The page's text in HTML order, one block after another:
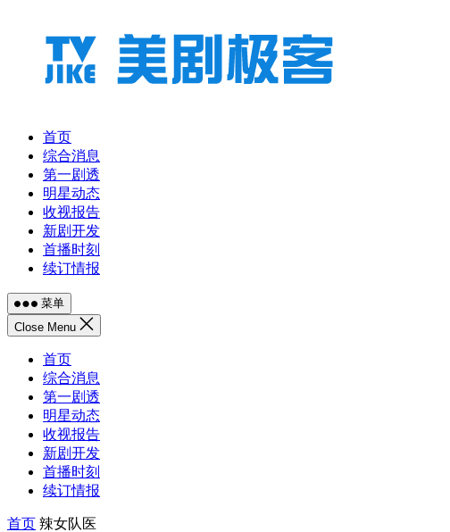
首页
综合消息
第一剧透
明星动态
收视报告
新剧开发
首播时刻
续订情报
菜单
Close Menu
首页
综合消息
第一剧透
明星动态
收视报告
新剧开发
首播时刻
续订情报
首页 辣女队医